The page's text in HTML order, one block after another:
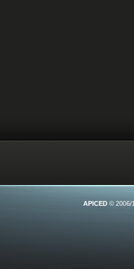
APICED © 2006/